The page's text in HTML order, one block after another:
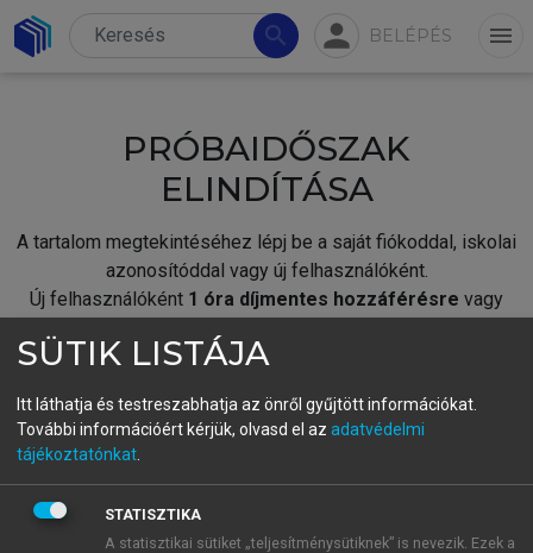
search person BELÉPÉS menu
PRÓBAIDŐSZAK
ELINDÍTÁSA
A tartalom megtekintéséhez lépj be a saját fiókoddal, iskolai
azonosítóddal vagy új felhasználóként.
Új felhasználóként 1 óra díjmentes hozzáférésre vagy
fiókoddal,vagy hozz létre új fiókot.
A regisztráció után apróbaidőszakautomatikusan
BELÉPÉS SAJÁT FIÓKKAL
SÜTIK LISTÁJA
Itt láthatja és testreszabhatja az önről gyűjtött információkat.
További információért kérjük, olvasd el az adatvédelmi
tájékoztatónkat
STATISZTIKA
A statisztikai sütiket „teljesítménysütiknek” is nevezik. Ezek a